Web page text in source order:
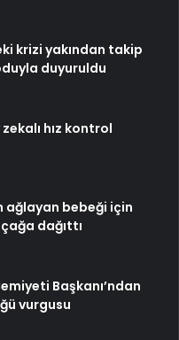
krizi yakından takip
duyuruldu
hız kontrol
ağlayan bebeği için
dağıttı
Başkanı’ndan
vurgusu